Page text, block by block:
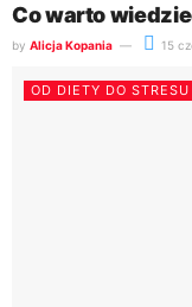
Co warto
by Alicja Kopania 15
OD DIETY DO STRESU